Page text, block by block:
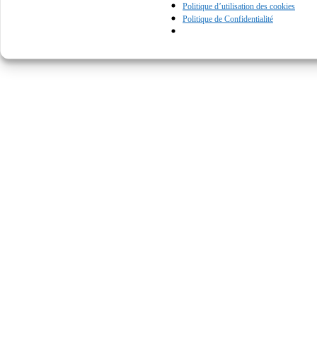
Politique d’utilisation des cookies
Politique de Confidentialité
© Kapturall Solutions